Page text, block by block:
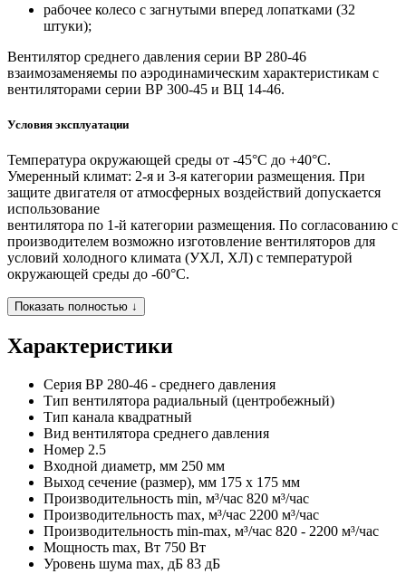
рабочее колесо с загнутыми вперед лопатками (32
штуки);
Вентилятор среднего давления серии ВР 280-46
взаимозаменяемы по аэродинамическим характеристикам с
вентиляторами серии ВР 300-45 и ВЦ 14-46.
Условия эксплуатации
Температура окружающей среды от -45°С до +40°С.
Умеренный климат: 2-я и 3-я категории размещения. При
защите двигателя от атмосферных воздействий допускается
использование
вентилятора по 1-й категории размещения. По согласованию с
производителем возможно изготовление вентиляторов для
условий холодного климата (УХЛ, ХЛ) с температурой
окружающей среды до -60°С.
Показать полностью ↓
Характеристики
Серия ВР 280-46 - среднего давления
Тип вентилятора радиальный (центробежный)
Тип канала квадратный
Вид вентилятора среднего давления
Номер 2.5
Входной диаметр, мм 250 мм
Выход сечение (размер), мм 175 x 175 мм
Производительность min, м³/час 820 м³/час
Производительность max, м³/час 2200 м³/час
Производительность min-max, м³/час 820 - 2200 м³/час
Мощность max, Вт 750 Вт
Уровень шума max, дБ 83 дБ